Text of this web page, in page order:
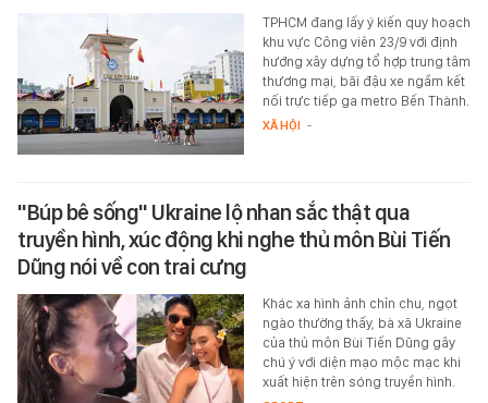
TPHCM đang lấy ý kiến quy hoạch
khu vực Công viên 23/9 với định
hướng xây dựng tổ hợp trung tâm
thương mại, bãi đậu xe ngầm kết
nối trực tiếp ga metro Bến Thành.
XÃ HỘI -
"Búp bê sống" Ukraine lộ nhan sắc thật qua
truyền hình, xúc động khi nghe thủ môn Bùi Tiến
Dũng nói về con trai cưng
Khác xa hình ảnh chỉn chu, ngọt
ngào thường thấy, bà xã Ukraine
của thủ môn Bùi Tiến Dũng gây
chú ý với diện mạo mộc mạc khi
xuất hiện trên sóng truyền hình.